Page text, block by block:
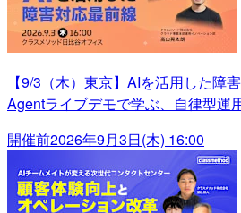
【9/3（木）東京】AIを活用した障
Agentライブデモで学ぶ、自律型運
開催前2026年9月3日(木) 16:00